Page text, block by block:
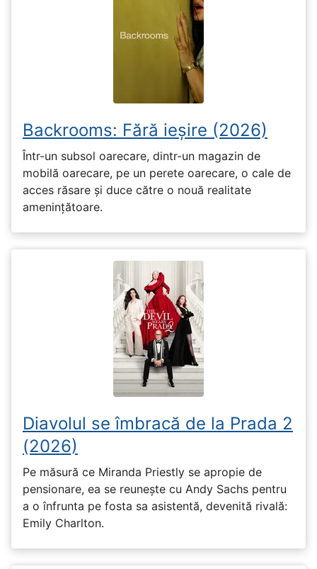
Backrooms: Fără ieșire (2026)
Într-un subsol oarecare, dintr-un magazin de
mobilă oarecare, pe un perete oarecare, o cale de
acces răsare și duce către o nouă realitate
amenințătoare.
Diavolul se îmbracă de la Prada 2
(2026)
Pe măsură ce Miranda Priestly se apropie de
pensionare, ea se reunește cu Andy Sachs pentru
a o înfrunta pe fosta sa asistentă, devenită rivală:
Emily Charlton.